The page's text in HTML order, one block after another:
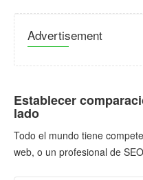
Advertisement
Establecer
lado
Todo el mundo tiene
web, o un profesional de